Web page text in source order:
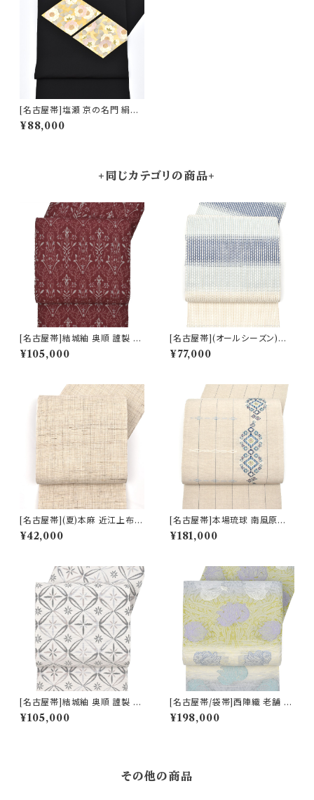
[名古屋帯]塩瀬 京の名門 絹菱
謹製 菱取椿 九寸帯 正絹 日本
製(商品番号:22433)
¥88,000
+同じカテゴリの商品+
[名古屋帯]結城紬 奥順 謹製 型
紙捺染絣 装飾華文 八寸帯 正絹
日本製(商品番号:22496)
¥105,000
[名古屋帯](オールシーズン)米
沢 近賢織物 謹製 蜃気楼 オー
ロラ 八寸帯 絹×和紙 日本製(商
¥77,000
[名古屋帯](夏)本麻 近江上布
川口織物 謹製 八寸帯 日本製
(商品番号:21716)
¥42,000
[名古屋帯]本場琉球 南風原花
織 現代の名工 大城一夫 作 手
織り 八寸帯 正絹 日本製(商品
¥181,000
[名古屋帯]結城紬 奥順 謹製 型
紙捺染絣 七宝文様 八寸帯 正絹
日本製(商品番号:22495)
¥105,000
[名古屋帯/袋帯]西陣織 老舗 京
藝 謹製 ヴィクトリア・デザイン
天然石糸 子猫鍵しっぽ 九寸帯
¥198,000
その他の商品